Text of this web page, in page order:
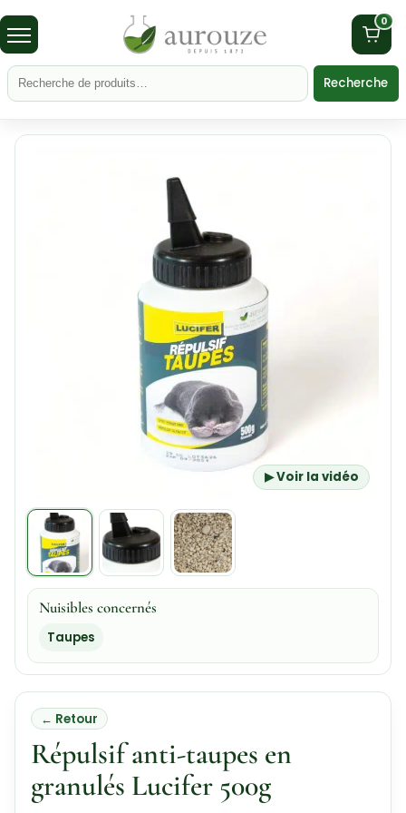
0
Recherche
▶ Voir la vidéo
Nuisibles concernés
Taupes
← Retour
Répulsif anti-taupes en
granulés Lucifer 500g